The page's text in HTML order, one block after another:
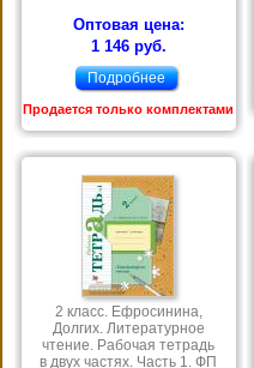
Оптовая цена:
1 146 руб.
Подробнее
Продается только комплектами
2 класс. Ефросинина,
Долгих. Литературное
чтение. Рабочая тетрадь
в двух частях. Часть 1. ФП